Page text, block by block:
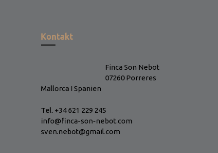
Kontakt
Finca Son Nebot
07260 Porreres
Mallorca I Spanien
Tel. +34 621 229 245
info@finca-son-nebot.com
sven.nebot@gmail.com